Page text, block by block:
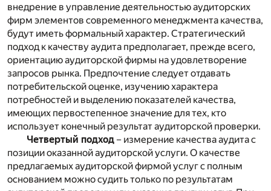
внедрение в управление деятельностью аудиторских
фирм элементов современного менеджмента качества,
будут иметь формальный характер. Стратегический
подход к качеству аудита предполагает, прежде всего,
ориентацию аудиторской фирмы на удовлетворение
запросов рынка. Предпочтение следует отдавать
потребительской оценке, изучению характера
потребностей и выделению показателей качества,
имеющих первостепенное значение для тех, кто
использует конечный результат аудиторской проверки.
Четвертый подход – измерение качества аудита с
позиции оказанной аудиторской услуги. О качестве
предлагаемых аудиторской фирмой услуг с полным
основанием можно судить только по результатам